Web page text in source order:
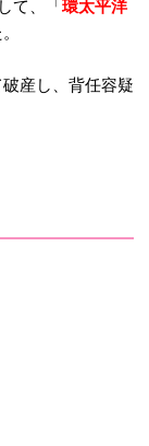
て、「 環太平洋
産し、背任容疑